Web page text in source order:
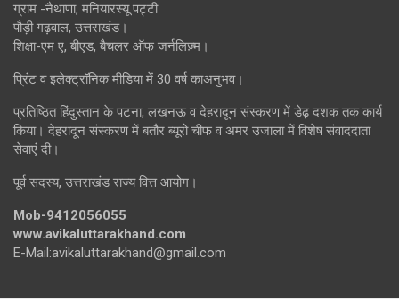
ग्राम -नैथाणा, मनियारस्यू पट्टी
पौड़ी गढ़वाल, उत्तराखंड।
शिक्षा-एम ए, बीएड, बैचलर ऑफ जर्नलिज़्म।
प्रिंट व इलेक्ट्रॉनिक मीडिया में 30 वर्ष काअनुभव।
प्रतिष्ठित हिंदुस्तान के पटना, लखनऊ व देहरादून संस्करण में डेढ़ दशक तक कार्य
किया। देहरादून संस्करण में बतौर ब्यूरो चीफ व अमर उजाला में विशेष संवाददाता
सेवाएं दी।
पूर्व सदस्य, उत्तराखंड राज्य वित्त आयोग।
Mob-9412056055
www.avikaluttarakhand.com
E-Mail:avikaluttarakhand@gmail.com